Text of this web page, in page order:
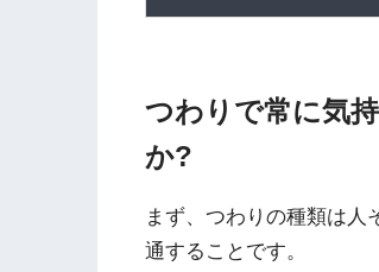
つわりで常に気
か?
まず、つわりの種類は人
通することです。